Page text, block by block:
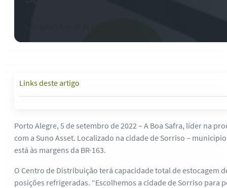
Links deste artigo
Porto Alegre, 5 de setembro de 2022 – A Boa Safra, líder na
com a Suno Asset. Localizado na cidade de Sorriso –
está às margens da BR-163.
O Centro de Distribuição terá capacidade total de estocagem
posições refrigeradas. “Escolhemos a cidade de Sorriso